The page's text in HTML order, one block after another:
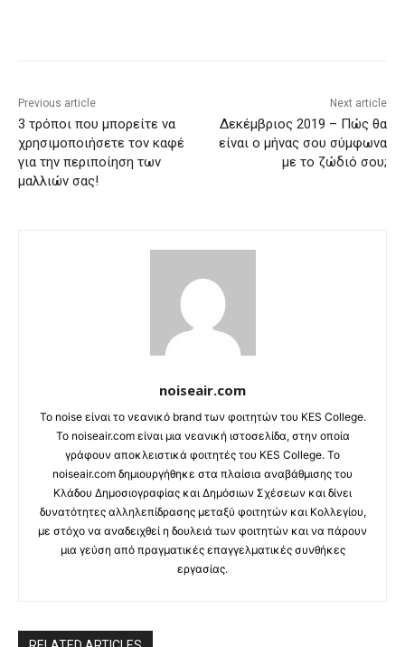
Previous article
3 τρόποι που μπορείτε να
χρησιμοποιήσετε τον καφέ
για την περιποίηση των
μαλλιών σας!
Next article
Δεκέμβριος 2019 – Πώς θα
είναι ο μήνας σου σύμφωνα
με το ζώδιό σου;
noiseair.com
Το noise είναι το νεανικό brand των φοιτητών του KES College.
Το noiseair.com είναι μια νεανική ιστοσελίδα, στην οποία
γράφουν αποκλειστικά φοιτητές του KES College. Το
noiseair.com δημιουργήθηκε στα πλαίσια αναβάθμισης του
Κλάδου Δημοσιογραφίας και Δημόσιων Σχέσεων και δίνει
δυνατότητες αλληλεπίδρασης μεταξύ φοιτητών και Κολλεγίου,
με στόχο να αναδειχθεί η δουλειά των φοιτητών και να πάρουν
μια γεύση από πραγματικές επαγγελματικές συνθήκες
εργασίας.